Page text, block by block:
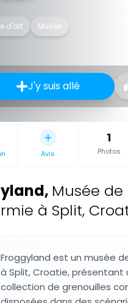
d'art Musée
J'y suis allé
Avis
1
Photos
, Musée de
à Split,
Froggyland est un musée
à Split, Croatie, présentant
collection de grenouilles